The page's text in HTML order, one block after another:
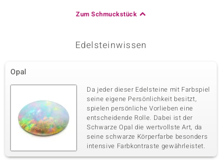
Zum Schmuckstück
Edelsteinwissen
Opal
Da jeder dieser Edelsteine mit Farbspiel
seine eigene Persönlichkeit besitzt,
spielen persönliche Vorlieben eine
entscheidende Rolle. Dabei ist der
Schwarze Opal die wertvollste Art, da
seine schwarze Körperfarbe besonders
intensive Farbkontraste gewährleistet.